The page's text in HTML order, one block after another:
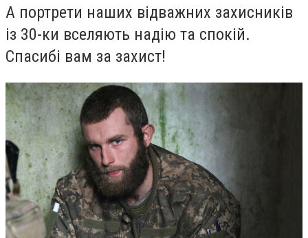
А портрети наших відважних захисників
із 30-ки вселяють надію та спокій.
Спасибі вам за захист!